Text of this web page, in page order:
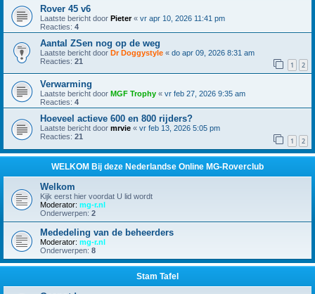
Rover 45 v6
Laatste bericht door Pieter« vr apr 10, 2026 11:41 pm
Reacties: 4
Aantal ZSen nog op de weg
Laatste bericht door Dr Doggystyle « do apr 09, 2026 8:31 am
Reacties: 21 1 2
Verwarming
Laatste bericht door MGF Trophy « vr feb 27, 2026 9:35 am
Reacties: 4
Hoeveel actieve 600 en 800 rijders?
Laatste bericht door mrvie « vr feb 13, 2026 5:05 pm
Reacties: 21 1 2
WELKOM Bij deze Nederlandse Online MG-Roverclub
Welkom
Kijk eerst hier voordat U lid wordt
Moderator: mg-r.nl
Onderwerpen: 2
Mededeling van de beheerders
Moderator: mg-r.nl
Onderwerpen: 8
Stam Tafel